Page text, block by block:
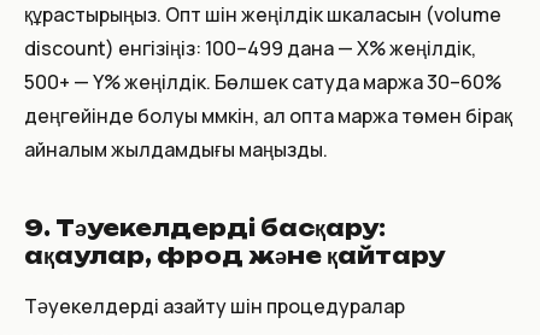
құрастырыңыз. Опт үшін жеңілдік шкаласын (volume
discount) енгізіңіз: 100–499 дана — X% жеңілдік,
500+ — Y% жеңілдік. Бөлшек сатуда маржа 30–60%
деңгейінде болуы мүмкін, ал опта маржа төмен бірақ
айналым жылдамдығы маңызды.
9. Тәуекелдерді басқару:
ақаулар, фрод және қайтару
Тәуекелдерді азайту үшін процедуралар